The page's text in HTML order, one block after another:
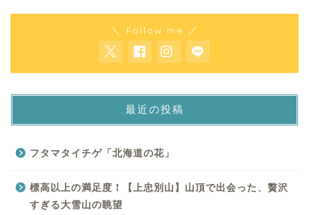
＼ Follow me ／
最近の投稿
フタマタイチゲ「北海道の花」
標高以上の満足度！【上忠別山】山頂で出会った、贅沢
すぎる大雪山の眺望